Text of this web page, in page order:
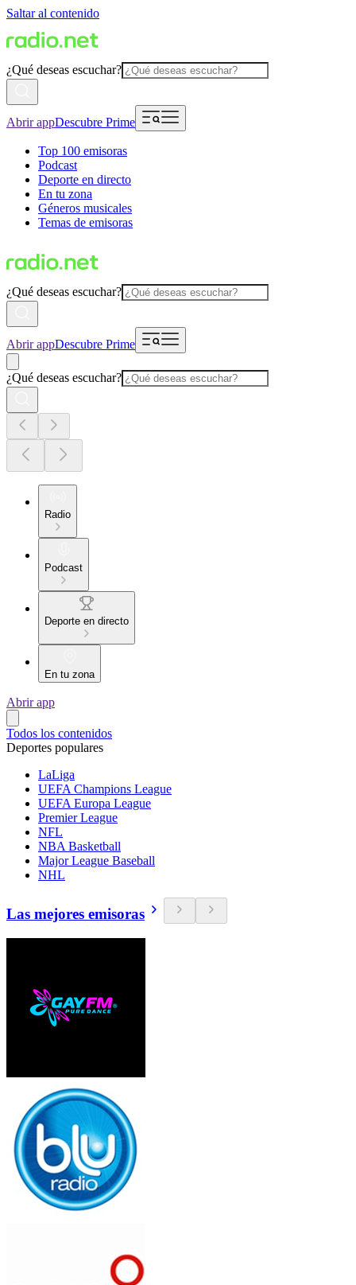
Saltar al contenido
¿Qué deseas escuchar?
Abrir appDescubre Prime
Top 100 emisoras
Podcast
Deporte en directo
En tu zona
Géneros musicales
Temas de emisoras
¿Qué deseas escuchar?
Abrir appDescubre Prime
¿Qué deseas escuchar?
Radio
Podcast
Deporte en directo
En tu zona
Abrir app
Todos los contenidos
Deportes populares
LaLiga
UEFA Champions League
UEFA Europa League
Premier League
NFL
NBA Basketball
Major League Baseball
NHL
Las mejores emisoras